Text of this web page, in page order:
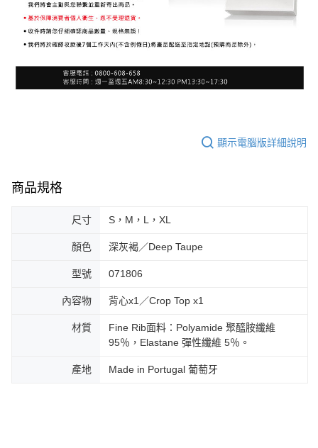
顯示電腦版詳細說明
商品規格
尺寸 S，M，L，XL
顏色 深灰褐／Deep Taupe
型號 071806
內容物 背心x1／Crop Top x1
材質
Fine Rib面料：Polyamide 聚醯胺纖維
95％，Elastane 彈性纖維 5％。
產地 Made in Portugal 葡萄牙